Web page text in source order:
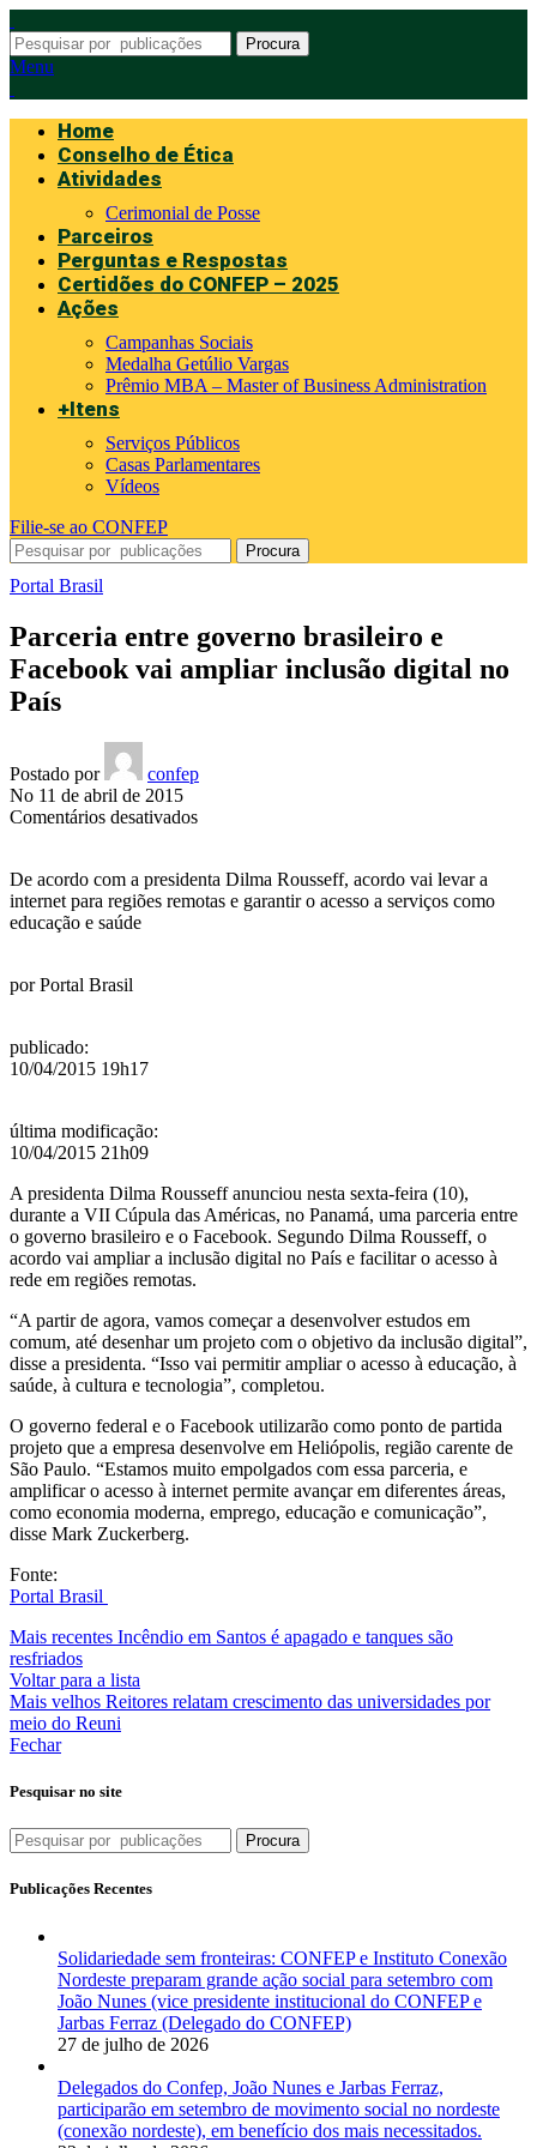
Procura
Menu
Home
Conselho de Ética
Atividades
Cerimonial de Posse
Parceiros
Perguntas e Respostas
Certidões do CONFEP – 2025
Ações
Campanhas Sociais
Medalha Getúlio Vargas
Prêmio MBA – Master of Business Administration
+Itens
Serviços Públicos
Casas Parlamentares
Vídeos
Filie-se ao CONFEP
Procura
Portal Brasil
Parceria entre governo brasileiro e
Facebook vai ampliar inclusão digital no
País
Postado por
confep
No 11 de abril de 2015
Comentários desativadosem
governo
brasileiro
De acordo com a presidenta Dilma Rousseff, acordo vai levar a
internet para regiões remotas e garantir o acesso a serviços como
educação e saúde
porPortal Brasil
publicado:
10/04/2015 19h17
última modificação:
10/04/2015 21h09
A presidenta Dilma Rousseff anunciou nesta sexta-feira (10),
durante a VII Cúpula das Américas, no Panamá, uma parceria entre
o governo brasileiro e o Facebook. Segundo Dilma Rousseff, o
acordo vai ampliar a inclusão digital no País e facilitar o acesso à
rede em regiões remotas.
“A partir de agora, vamos começar a desenvolver estudos em
comum, até desenhar um projeto com o objetivo da inclusão digital”,
disse a presidenta. “Isso vai permitir ampliar o acesso à educação, à
saúde, à cultura e tecnologia”, completou.
O governo federal e o Facebook utilizarão como ponto de partida
projeto que a empresa desenvolve em Heliópolis, região carente de
São Paulo. “Estamos muito empolgados com essa parceria, e
amplificar o acesso à internet permite avançar em diferentes áreas,
como economia moderna, emprego, educação e comunicação”,
disse Mark Zuckerberg.
Fonte:
Portal Brasil
Mais recentes Incêndio em Santos é apagado e tanques são
resfriados
Voltar para a lista
Mais velhos Reitores relatam crescimento das universidades por
meio do Reuni
Fechar
Pesquisar no site
Procura
Publicações Recentes
Solidariedade sem fronteiras: CONFEP e Instituto Conexão
Nordeste preparam grande ação social para setembro com
João Nunes (vice presidente institucional do CONFEP e
Jarbas Ferraz (Delegado do CONFEP)
27 de julho de 2026
Delegados do Confep, João Nunes e Jarbas Ferraz,
participarão em setembro de movimento social no nordeste
(conexão nordeste), em benefício dos mais necessitados.